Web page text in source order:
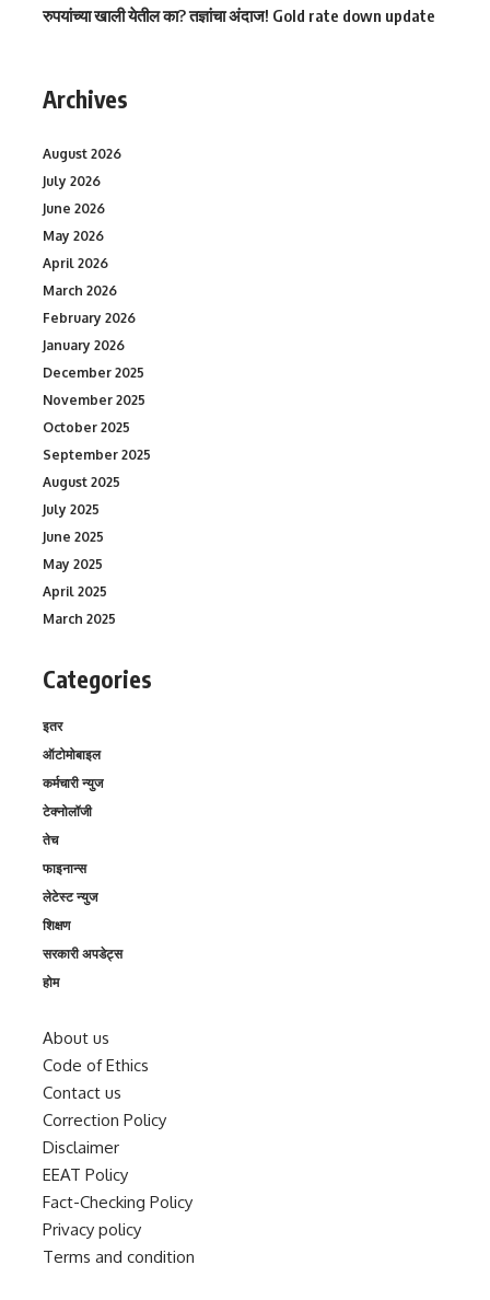
रुपयांच्या खाली येतील का? तज्ञांचा अंदाज! Gold rate down update
Archives
August 2026
July 2026
June 2026
May 2026
April 2026
March 2026
February 2026
January 2026
December 2025
November 2025
October 2025
September 2025
August 2025
July 2025
June 2025
May 2025
April 2025
March 2025
Categories
इतर
ऑटोमोबाइल
कर्मचारी न्युज
टेक्नोलॉजी
तेच
फाइनान्स
लेटेस्ट न्युज
शिक्षण
सरकारी अपडेट्स
होम
About us
Code of Ethics
Contact us
Correction Policy
Disclaimer
EEAT Policy
Fact-Checking Policy
Privacy policy
Terms and condition